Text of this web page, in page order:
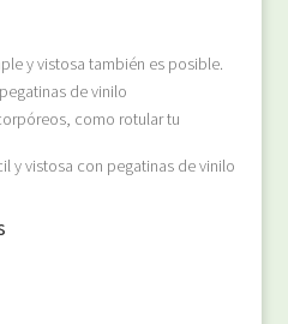
y vistosa también es posible.
de vinilo
como rotular tu
y vistosa con pegatinas de vinilo